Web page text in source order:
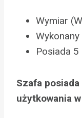
Wymiar
Posiada
Szafa
użytkowania